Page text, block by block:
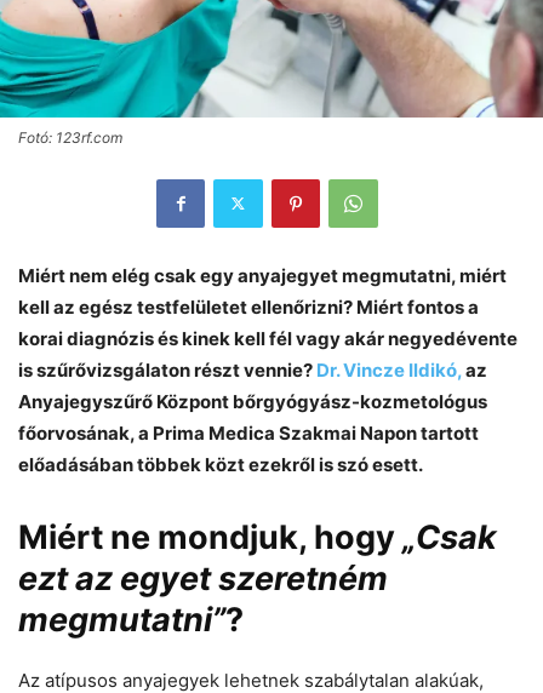
Fotó: 123rf.com
Miért nem elég csak egy anyajegyet megmutatni, miért
kell az egész testfelületet ellenőrizni? Miért fontos a
korai diagnózis és kinek kell fél vagy akár negyedévente
is szűrővizsgálaton részt vennie? Dr. Vincze Ildikó,az
Anyajegyszűrő Központ bőrgyógyász-kozmetológus
főorvosának, a Prima Medica Szakmai Napon tartott
előadásában többek közt ezekről is szó esett.
Miért ne mondjuk, hogy„Csak
ezt az egyet szeretném
megmutatni”?
Az atípusos anyajegyek lehetnek szabálytalan alakúak,